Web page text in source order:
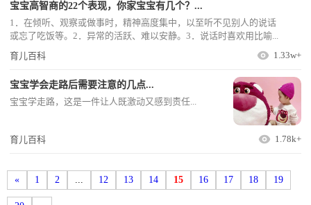
宝宝高智商的22个表现，你家宝宝有几个？...
1．在倾听、观察或做事时，精神高度集中，以至听不见别人的说话
或忘了吃饭等。2．异常的活跃、难以安静。3．说话时喜欢用比喻...
育儿百科
1.33w+
宝宝学会走路后需要注意的几点...
宝宝学走路，这是一件让人既激动又感到责任...
育儿百科 1.78k+
« 1 2 ... 12 13 14 15 16 17 18 19